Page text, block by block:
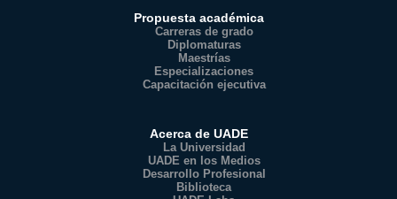
Propuesta académica
Carreras de grado
Diplomaturas
Maestrías
Especializaciones
Capacitación ejecutiva
Acerca de UADE
La Universidad
UADE en los Medios
Desarrollo Profesional
Biblioteca